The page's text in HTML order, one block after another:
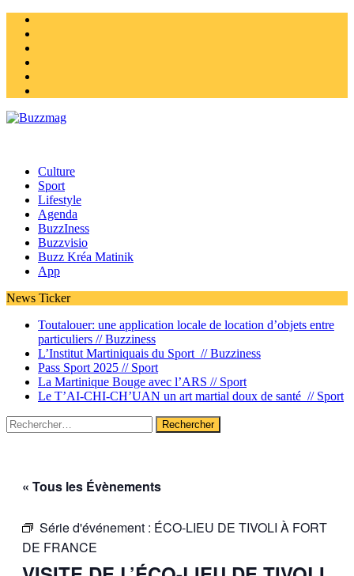
Culture
Sport
Lifestyle
Agenda
BuzzIness
Buzzvisio
Buzz Kréa Matinik
App
News Ticker
Toutalouer: une application locale de location d’objets entre
particuliers //Buzziness
L’Institut Martiniquais du Sport //Buzziness
Pass Sport 2025 // Sport
La Martinique Bouge avec l’ARS // Sport
Le T’AI-CHI-CH’UAN un art martial doux de santé // Sport
Rechercher :
« Tous les Évènements
Série d'événement : ÉCO-LIEU DE TIVOLI À FORT
DE FRANCE